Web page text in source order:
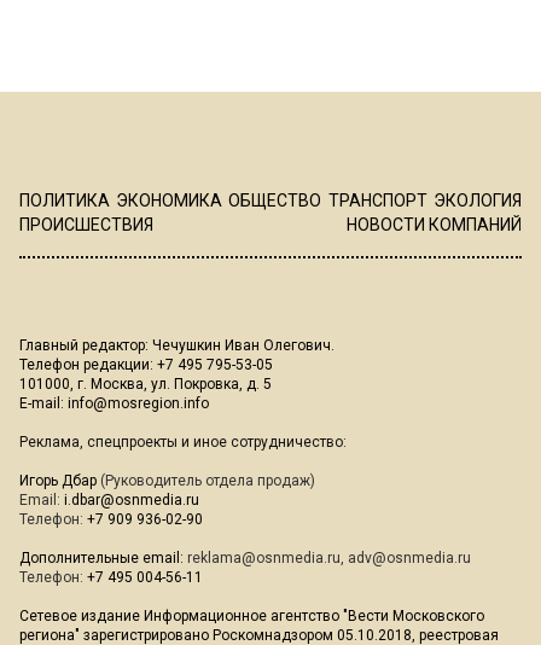
ПОЛИТИКА ЭКОНОМИКА ОБЩЕСТВО ТРАНСПОРТ ЭКОЛОГИЯ
ПРОИСШЕСТВИЯ
НОВОСТИ КОМПАНИЙ
Главный редактор: Чечушкин Иван Олегович.
Телефон редакции: +7 495 795-53-05
101000, г. Москва, ул. Покровка, д. 5
E-mail: info@mosregion.info
Реклама, спецпроекты и иное сотрудничество:
Игорь Дбар (Руководитель отдела продаж)
Email: i.dbar@osnmedia.ru
Телефон: +7 909 936-02-90
Дополнительные email: reklama@osnmedia.ru, adv@osnmedia.ru
Телефон: +7 495 004-56-11
Сетевое издание Информационное агентство "Вести Московского
региона" зарегистрировано Роскомнадзором 05.10.2018, реестровая